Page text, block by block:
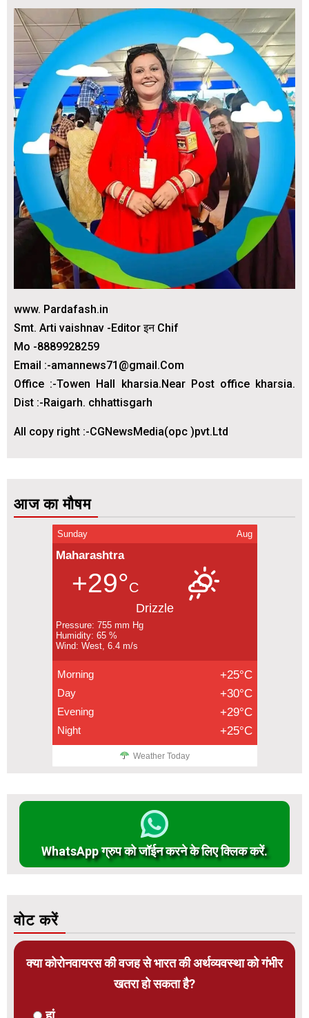
www. Pardafash.in
Smt. Arti vaishnav -Editor इन Chif
Mo -8889928259
Email :-amannews71@gmail.Com
Office :-Towen Hall kharsia.Near Post office kharsia.
Dist :-Raigarh. chhattisgarh
All copy right :-CGNewsMedia(opc )pvt.Ltd
आज का मौषम
Sunday Aug
Maharashtra
+29°C
Drizzle
Pressure: 755 mm Hg
Humidity: 65 %
Wind: West, 6.4 m/s
Morning +25°C
Day +30°C
Evening +29°C
Night +25°C
Weather Today
WhatsApp ग्रुप को जॉईन करने के लिए क्लिक करें.
वोट करें
क्या कोरोनवायरस की वजह से भारत की अर्थव्यवस्था को गंभीर
खतरा हो सकता है?